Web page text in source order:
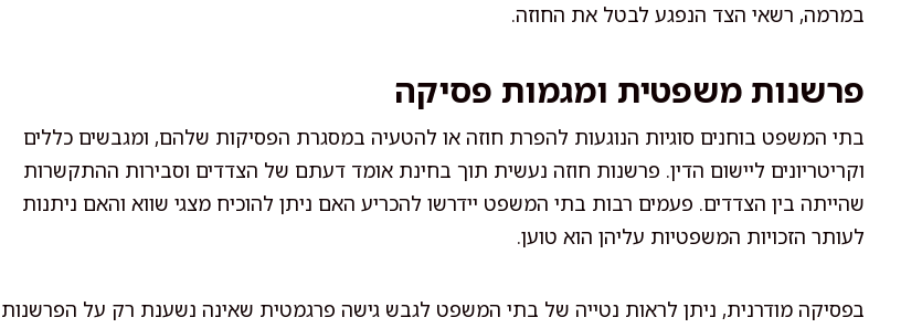
במרמה, רשאי הצד הנפגע לבטל את החוזה.
פרשנות משפטית ומגמות פסיקה
בתי המשפט בוחנים סוגיות הנוגעות להפרת חוזה או להטעיה במסגרת הפסיקות שלהם, ומגבשים כללים
וקריטריונים ליישום הדין. פרשנות חוזה נעשית תוך בחינת אומד דעתם של הצדדים וסבירות ההתקשרות
שהייתה בין הצדדים. פעמים רבות בתי המשפט יידרשו להכריע האם ניתן להוכיח מצגי שווא והאם ניתנות
לעותר הזכויות המשפטיות עליהן הוא טוען.
בפסיקה מודרנית, ניתן לראות נטייה של בתי המשפט לגבש גישה פרגמטית שאינה נשענת רק על הפרשנות